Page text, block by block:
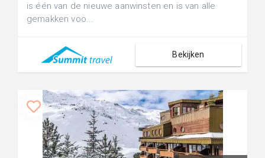
is één van de nieuwe aanwinsten en is van alle
gemakken voo...
Bekijken